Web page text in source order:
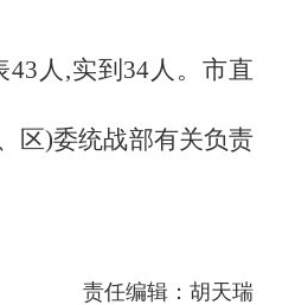
43人,实到34人。市直
区)委统战部有关负责
责任编辑：胡天瑞